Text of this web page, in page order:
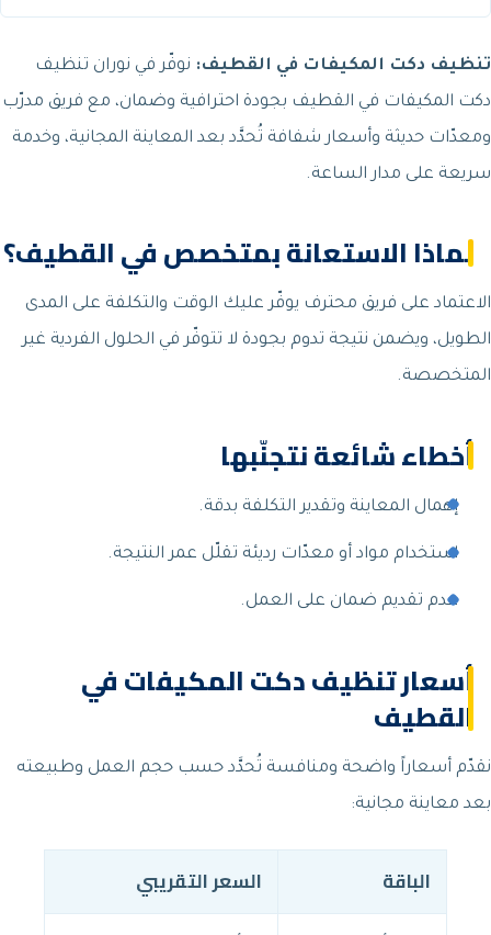
تنظيف دكت المكيفات في القطيف: نوفّر في نوران تنظيف
دكت المكيفات في القطيف بجودة احترافية وضمان، مع فريق مدرّب
ومعدّات حديثة وأسعار شفافة تُحدَّد بعد المعاينة المجانية، وخدمة
سريعة على مدار الساعة.
لماذا الاستعانة بمتخصص في القطيف؟
الاعتماد على فريق محترف يوفّر عليك الوقت والتكلفة على المدى
الطويل، ويضمن نتيجة تدوم بجودة لا تتوفّر في الحلول الفردية غير
المتخصصة.
أخطاء شائعة نتجنّبها
إهمال المعاينة وتقدير التكلفة بدقة.
استخدام مواد أو معدّات رديئة تقلّل عمر النتيجة.
عدم تقديم ضمان على العمل.
أسعار تنظيف دكت المكيفات في
القطيف
نقدّم أسعاراً واضحة ومنافسة تُحدَّد حسب حجم العمل وطبيعته
بعد معاينة مجانية:
الباقة السعر التقريبي